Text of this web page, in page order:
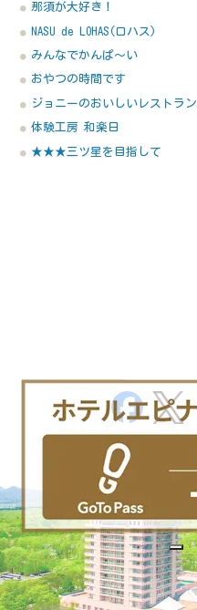
那須が大好き！
NASU de LOHAS(ロハス)
みんなでかんぱ～い
おやつの時間です
ジョニーのおいしいレストラン
体験工房 和楽日
★★★三ツ星を目指して